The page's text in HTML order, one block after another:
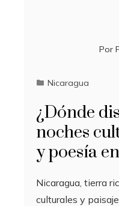
Por
Nicaragua
¿Dónde
noches
y poesía
Nicaragua, tierra
culturales y